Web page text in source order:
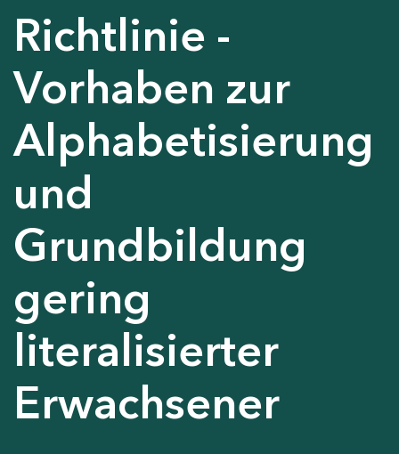
Richtlinie -
Vorhaben zur
Alphabetisierung
und
Grundbildung
gering
literalisierter
Erwachsener